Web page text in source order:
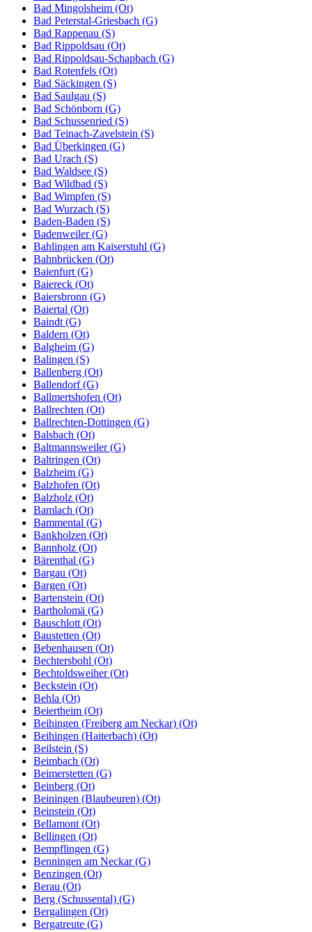
Bad Mingolsheim (Ot)
Bad Peterstal-Griesbach (G)
Bad Rappenau (S)
Bad Rippoldsau (Ot)
Bad Rippoldsau-Schapbach (G)
Bad Rotenfels (Ot)
Bad Säckingen (S)
Bad Saulgau (S)
Bad Schönborn (G)
Bad Schussenried (S)
Bad Teinach-Zavelstein (S)
Bad Überkingen (G)
Bad Urach (S)
Bad Waldsee (S)
Bad Wildbad (S)
Bad Wimpfen (S)
Bad Wurzach (S)
Baden-Baden (S)
Badenweiler (G)
Bahlingen am Kaiserstuhl (G)
Bahnbrücken (Ot)
Baienfurt (G)
Baiereck (Ot)
Baiersbronn (G)
Baiertal (Ot)
Baindt (G)
Baldern (Ot)
Balgheim (G)
Balingen (S)
Ballenberg (Ot)
Ballendorf (G)
Ballmertshofen (Ot)
Ballrechten (Ot)
Ballrechten-Dottingen (G)
Balsbach (Ot)
Baltmannsweiler (G)
Baltringen (Ot)
Balzheim (G)
Balzhofen (Ot)
Balzholz (Ot)
Bamlach (Ot)
Bammental (G)
Bankholzen (Ot)
Bannholz (Ot)
Bärenthal (G)
Bargau (Ot)
Bargen (Ot)
Bartenstein (Ot)
Bartholomä (G)
Bauschlott (Ot)
Baustetten (Ot)
Bebenhausen (Ot)
Bechtersbohl (Ot)
Bechtoldsweiher (Ot)
Beckstein (Ot)
Behla (Ot)
Beiertheim (Ot)
Beihingen (Freiberg am Neckar) (Ot)
Beihingen (Haiterbach) (Ot)
Beilstein (S)
Beimbach (Ot)
Beimerstetten (G)
Beinberg (Ot)
Beiningen (Blaubeuren) (Ot)
Beinstein (Ot)
Bellamont (Ot)
Bellingen (Ot)
Bempflingen (G)
Benningen am Neckar (G)
Benzingen (Ot)
Berau (Ot)
Berg (Schussental) (G)
Bergalingen (Ot)
Bergatreute (G)